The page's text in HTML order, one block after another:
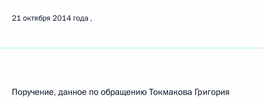
21 октября 2014 года
Поручение, данное по обращению Токмакова Григория